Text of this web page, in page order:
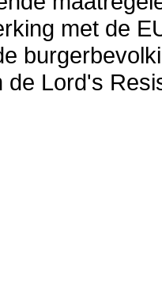
met de
de Lord's